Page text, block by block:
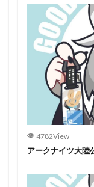
4782View
アークナイツ大陸